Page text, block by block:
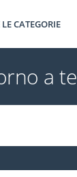
CATEGORIE
a te